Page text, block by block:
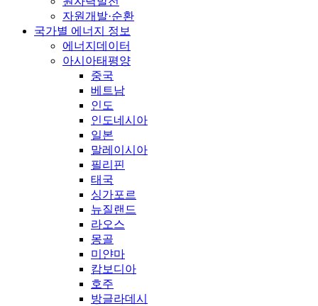
자원개발·순환
국가별 에너지 정보
에너지데이터
아시아태평양
중국
베트남
인도
인도네시아
일본
말레이시아
필리핀
태국
싱가포르
뉴질랜드
라오스
몽골
미얀마
캄보디아
호주
방글라데시